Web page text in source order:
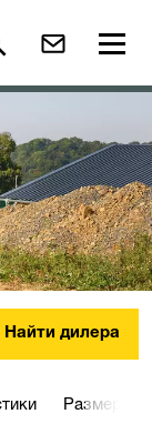
Найти дилера
Размеры